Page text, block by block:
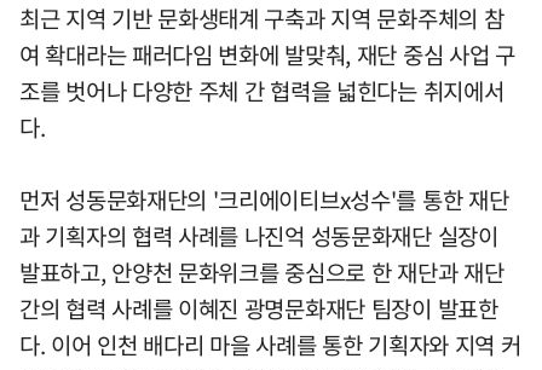
최근 지역 기반 문화생태계 구축과 지역 문화주체의 참
여 확대라는 패러다임 변화에 발맞춰, 재단 중심 사업 구
조를 벗어나 다양한 주체 간 협력을 넓힌다는 취지에서
다.
먼저 성동문화재단의 '크리에이티브x성수'를 통한 재단
과 기획자의 협력 사례를 나진억 성동문화재단 실장이
발표하고, 안양천 문화위크를 중심으로 한 재단과 재단
간의 협력 사례를 이혜진 광명문화재단 팀장이 발표한
다. 이어 인천 배다리 마을 사례를 통한 기획자와 지역 커